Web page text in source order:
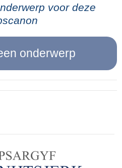
het al min of meer
een jaar wacht
en reeds tallooze
geweest vanwege het
op 9 mei dachten we,
daarop volgende
boerderij begraven. De
toen heit van het
dat er nog een pluim
de mesthoop uitstak.
licht was, nog
bij hem voor een
is geweest.” Heit
voor deze